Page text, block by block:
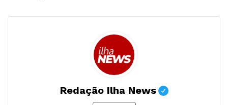
Redação Ilha News